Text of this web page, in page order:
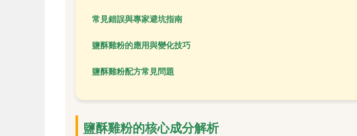
常見錯誤與專家避坑指南
鹽酥雞粉的應用與變化技巧
鹽酥雞粉配方常見問題
鹽酥雞粉的核心成分解析